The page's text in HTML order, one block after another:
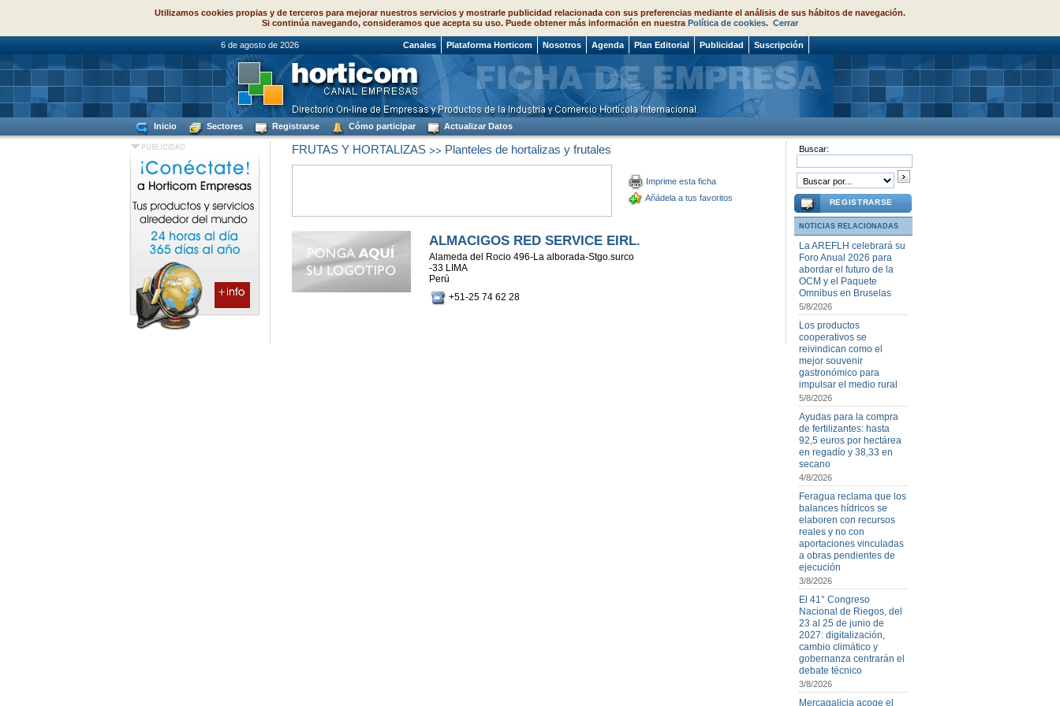
Utilizamos cookies propias y de terceros para mejorar nuestros servicios y mostrarle publicidad relacionada con sus preferencias mediante el análisis de sus hábitos de navegación.
Si continúa navegando, consideramos que acepta su uso. Puede obtener más información en nuestra Política de cookies. Cerrar
6 de agosto de 2026 Canales Plataforma Horticom Nosotros Agenda Plan Editorial Publicidad Suscripción
Inicio Sectores Registrarse Cómo participar Actualizar Datos
FRUTAS Y HORTALIZAS>> Planteles de hortalizas y frutales
Imprime esta ficha
Añádela a tus favoritos
ALMACIGOS RED SERVICE EIRL.
Alameda del Rocio 496-La alborada-Stgo.surco
-33 LIMA
Perú
+51-25 74 62 28
Buscar:
REGISTRARSE
NOTICIAS RELACIONADAS
La AREFLH celebrará su
Foro Anual 2026 para
abordar el futuro de la
OCM y el Paquete
Omnibus en Bruselas
5/8/2026
Los productos
cooperativos se
reivindican como el
mejor souvenir
gastronómico para
impulsar el medio rural
5/8/2026
Ayudas para la compra
de fertilizantes: hasta
92,5 euros por hectárea
en regadío y 38,33 en
secano
4/8/2026
Feragua reclama que los
balances hídricos se
elaboren con recursos
reales y no con
aportaciones vinculadas
a obras pendientes de
ejecución
3/8/2026
El 41° Congreso
Nacional de Riegos, del
23 al 25 de junio de
2027: digitalización,
cambio climático y
gobernanza centrarán el
debate técnico
3/8/2026
Mercagalicia acoge el